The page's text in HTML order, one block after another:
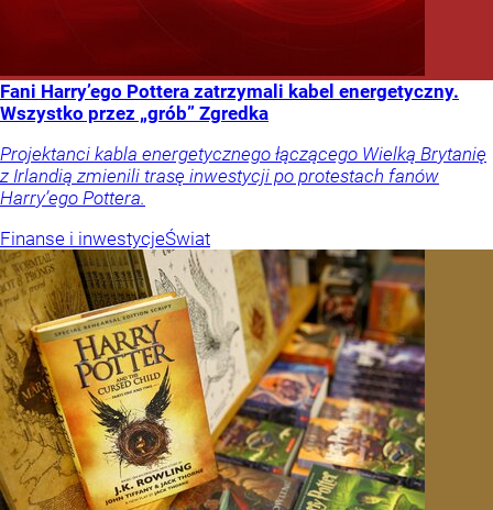
Fani Harry’ego Pottera zatrzymali kabel energetyczny.
Wszystko przez „grób” Zgredka
Projektanci kabla energetycznego łączącego Wielką Brytanię
z Irlandią zmienili trasę inwestycji po protestach fanów
Harry’ego Pottera.
Finanse i inwestycjeŚwiat